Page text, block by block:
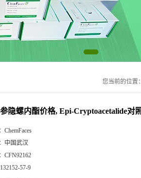
您当前的位置
隐螺内酯价格, Epi-Cryptoacetalide对
ChemFaces
中国武汉
CFN92162
132152-57-9